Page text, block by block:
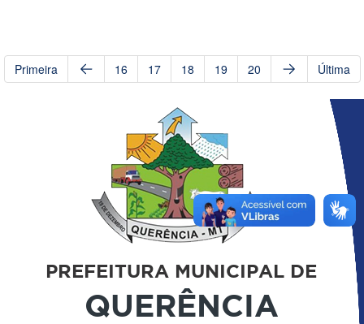
Primeira 16 17 18 19 20 Última
PREFEITURA MUNICIPAL DE
QUERÊNCIA